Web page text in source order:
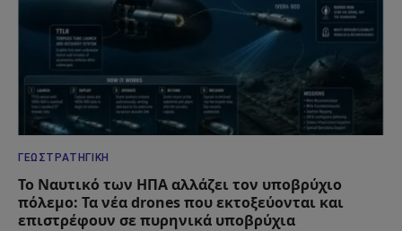
ΓΕΩΣΤΡΑΤΗΓΙΚΉ
Το Ναυτικό των ΗΠΑ αλλάζει τον υποβρύχιο
πόλεμο: Τα νέα drones που εκτοξεύονται και
επιστρέφουν σε πυρηνικά υποβρύχια